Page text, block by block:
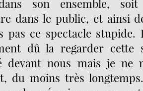
son ensemble,
dans le public, et ainsi
pas ce spectacle stupide.
dû la regarder cette
devant nous mais je ne
du moins très